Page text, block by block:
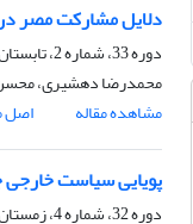
دلایل مشارکت مصر
دوره 33، شماره 2، تابستان 1398، صفحه
محمدرضا دهشیری،
مشاهده مقاله
اصل
پویایی سیاست خارجی
دوره 32، شماره 4، زمستان 1397، صفحه